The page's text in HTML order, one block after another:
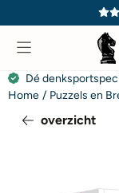
Cookievoorkeuren
Dé
Home / Puzzels en
overzicht